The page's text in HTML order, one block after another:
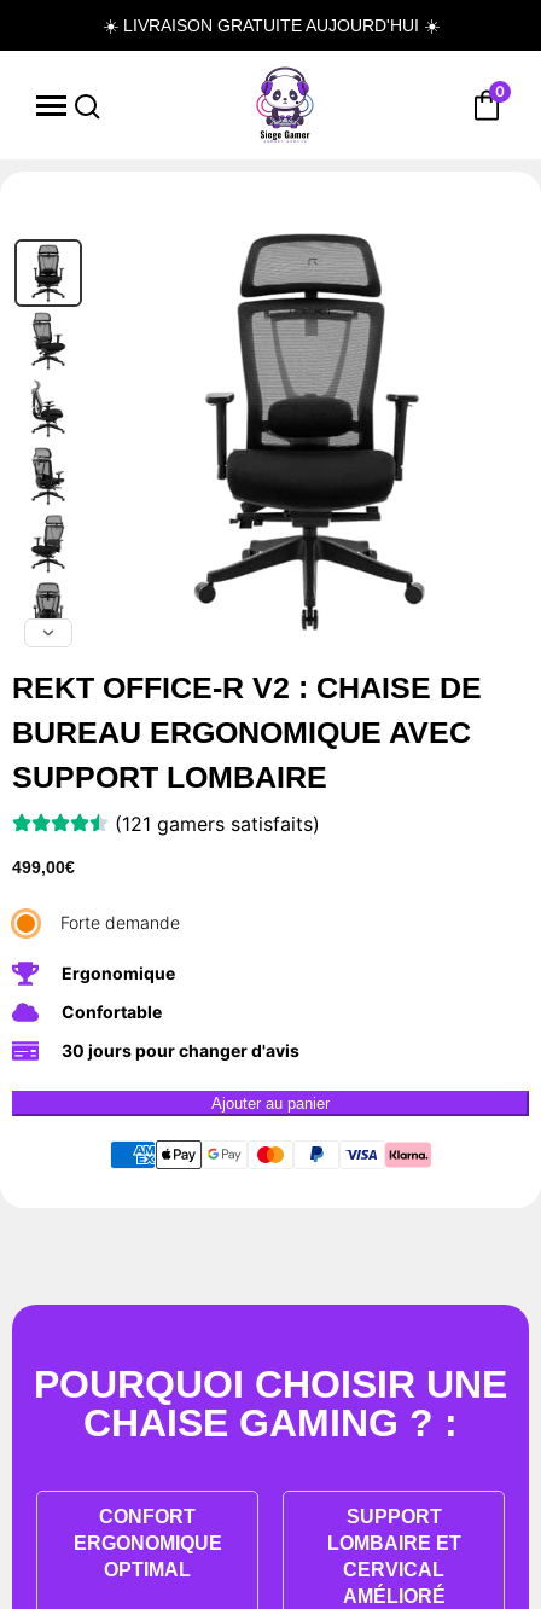
☀️ LIVRAISON GRATUITE AUJOURD'HUI ☀️
0
REKT OFFICE-R V2 : CHAISE DE
BUREAU ERGONOMIQUE AVEC
SUPPORT LOMBAIRE
(121 gamers satisfaits)
499,00€
Forte demande
Ergonomique
Confortable
30 jours pour changer d'avis
Ajouter au panier
POURQUOI CHOISIR UNE
CHAISE GAMING ? :
CONFORT
ERGONOMIQUE
OPTIMAL
SUPPORT
LOMBAIRE ET
CERVICAL
AMÉLIORÉ